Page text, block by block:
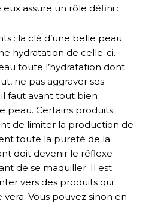
assure un rôle défini :
: la clé d’une belle peau
hydratation de celle-ci.
toute l’hydratation dont
ne pas aggraver ses
faut avant tout bien
peau. Certains produits
de limiter la production de
toute la pureté de la
doit devenir le réflexe
de se maquiller. Il est
vers des produits qui
Vous pouvez sinon en